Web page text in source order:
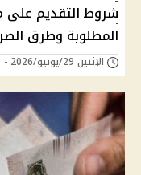
شروط التقديم على
المطلوبة وطرق
الإثنين 29/يونيو/2026 - 11:09 م